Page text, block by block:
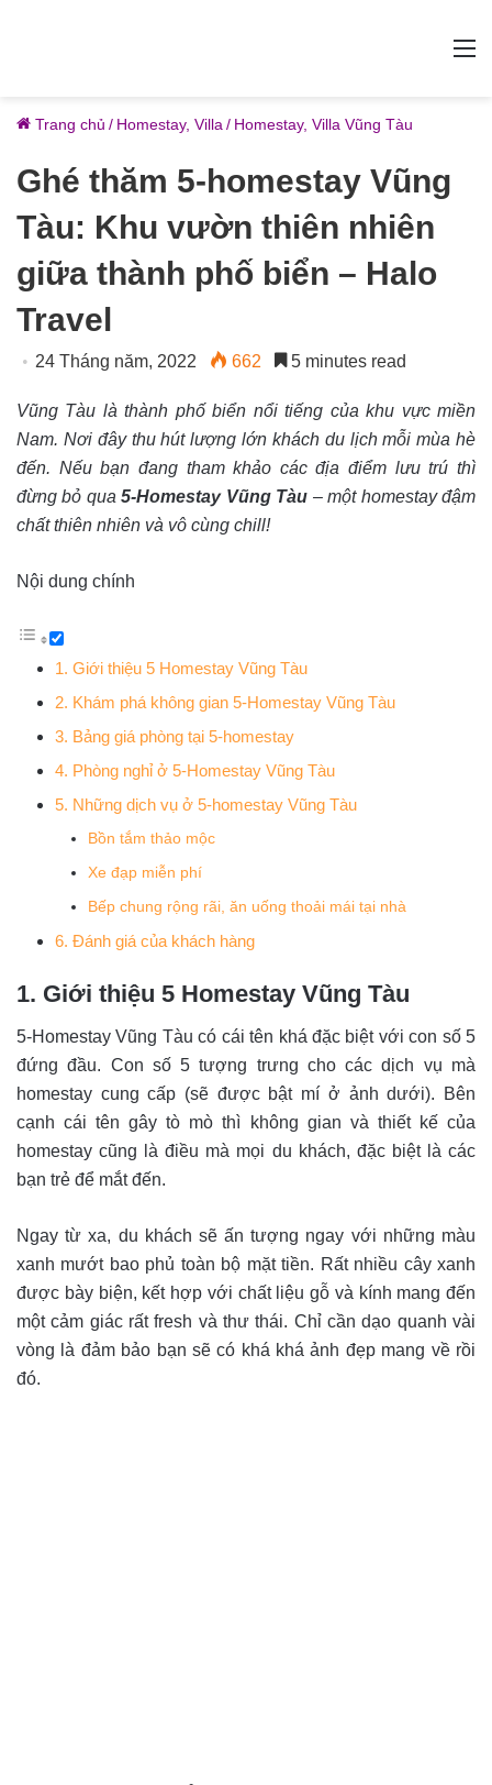
Trang chủ / Homestay, Villa / Homestay, Villa Vũng Tàu
Ghé thăm 5-homestay Vũng
Tàu: Khu vườn thiên nhiên
giữa thành phố biển – Halo
Travel
24 Tháng năm, 2022 662 5 minutes read
Vũng Tàu là thành phố biển nổi tiếng của khu vực miền
Nam. Nơi đây thu hút lượng lớn khách du lịch mỗi mùa hè
đến. Nếu bạn đang tham khảo các địa điểm lưu trú thì
đừng bỏ qua 5-Homestay Vũng Tàu – một homestay đậm
chất thiên nhiên và vô cùng chill!
Nội dung chính
1. Giới thiệu 5 Homestay Vũng Tàu
2. Khám phá không gian 5-Homestay Vũng Tàu
3. Bảng giá phòng tại 5-homestay
4. Phòng nghỉ ở 5-Homestay Vũng Tàu
5. Những dịch vụ ở 5-homestay Vũng Tàu
Bồn tắm thảo mộc
Xe đạp miễn phí
Bếp chung rộng rãi, ăn uống thoải mái tại nhà
6. Đánh giá của khách hàng
1. Giới thiệu 5 Homestay Vũng Tàu
5-Homestay Vũng Tàu có cái tên khá đặc biệt với con số 5
đứng đầu. Con số 5 tượng trưng cho các dịch vụ mà
homestay cung cấp (sẽ được bật mí ở ảnh dưới). Bên
cạnh cái tên gây tò mò thì không gian và thiết kế của
homestay cũng là điều mà mọi du khách, đặc biệt là các
bạn trẻ để mắt đến.
Ngay từ xa, du khách sẽ ấn tượng ngay với những màu
xanh mướt bao phủ toàn bộ mặt tiền. Rất nhiều cây xanh
được bày biện, kết hợp với chất liệu gỗ và kính mang đến
một cảm giác rất fresh và thư thái. Chỉ cần dạo quanh vài
vòng là đảm bảo bạn sẽ có khá khá ảnh đẹp mang về rồi
đó.